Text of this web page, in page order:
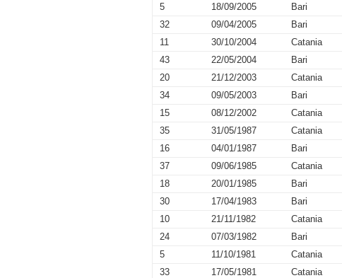
5
18/09/2005 Bari
32
09/04/2005 Bari
11
30/10/2004 Catania
43
22/05/2004 Bari
20
21/12/2003 Catania
34
09/05/2003 Bari
15
08/12/2002 Catania
35
31/05/1987 Catania
16
04/01/1987 Bari
37
09/06/1985 Catania
18
20/01/1985 Bari
30
17/04/1983 Bari
10
21/11/1982 Catania
24
07/03/1982 Bari
5
11/10/1981 Catania
33
17/05/1981 Catania